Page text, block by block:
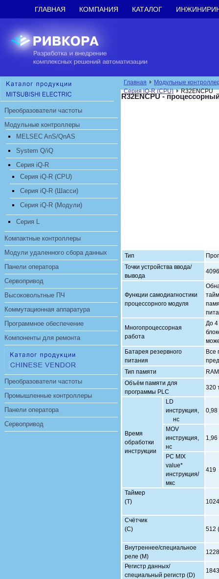
ГЛАВНАЯ КОМПАНИЯ КАТАЛОГ
Преобразователи частоты
Модульные контроллеры
MELSEC AnS/QnAS
System Q/iQ
Серия iQ-R
Серия iQ-R (CPU)
Серия iQ-R (Шасси)
Серия iQ-R (Модули)
Серия L
Компактные контроллеры
Модули удаленного сбора данных
Панели оператора
Сервопривод
Высоковольтные ПЧ
Коммутационная аппаратура
Программное обеспечение
Компоненты для ремонта
Преобразователи частоты
Промышленные контроллеры
Панели оператора
Сервопривод
Главная
Модульные
Серия iQ-R (CPU)
R32ENCPU
R32ENCPU -
Тип
Точки устройства ввода/
вывода
4096
Функции самодиагностики
процессорного модуля
Многопроцессорная
работа
До 4
Батарея резервного
питания
Все
Тип памяти
Объём памяти для
программы PLC
320
Время
обработки
инструкции
LD
инструкция,
нс
0,98
MOV
инструкция,
нс
1,96
PC MIX
value*
инструкция/
мкс
419
Таймер
(Т)
Счётчик
(С)
512
Внутреннее/специальное
реле (М)
Регистр данных/
специальный регистр (D)